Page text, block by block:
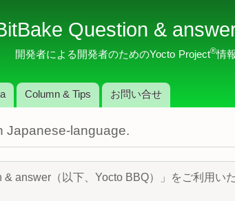
イ
コ
テ
ツ
に
移
動
Question &
開発者による開発者のためのYocto Project®情
Column & Tips お問い合せ
Japanese-language.
answer（以下、Yocto BBQ）」をご利用い